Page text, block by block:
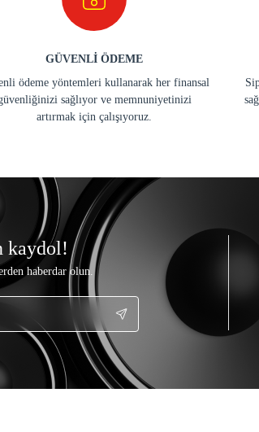
GÜVENLİ ÖDEME
ödeme yöntemleri kullanarak her finansal
sağlıyor ve memnuniyetinizi
artırmak için çalışıyoruz.
kaydol!
haberdar olun.